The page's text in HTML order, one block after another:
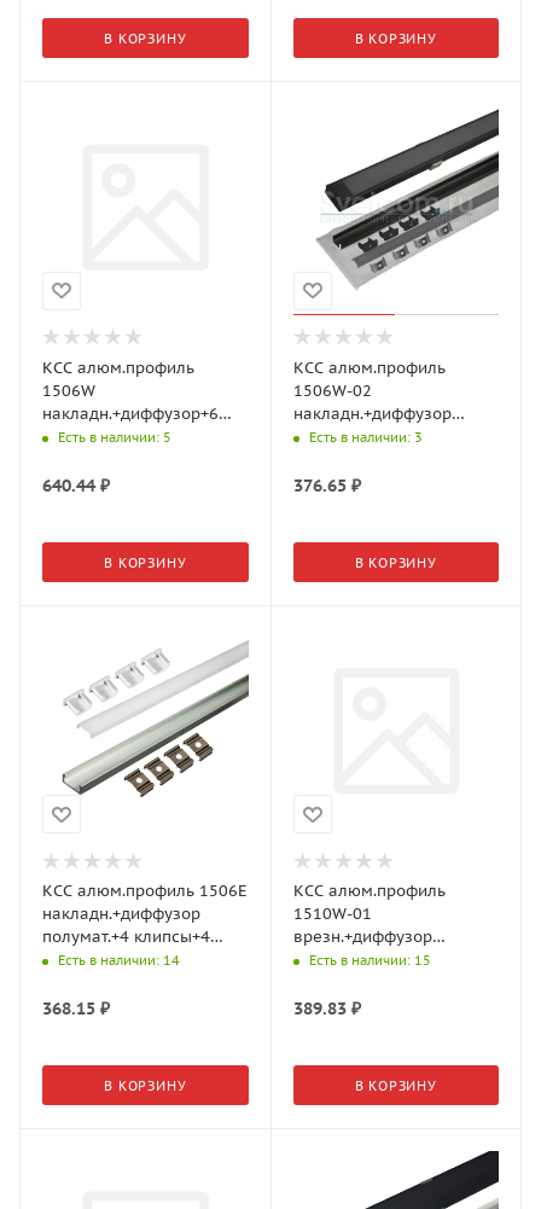
В КОРЗИНУ В КОРЗИНУ
КСС алюм.профиль
1506W
накладн.+диффузор+6
клипс+ 6 загл., L=3м,
(GLS)
Есть в наличии: 5
640.44₽
В КОРЗИНУ
КСС алюм.профиль
1506W-02
накладн.+диффузор
плоский+4клипсы+4загл,
17.800.00.398 (GLS)
Есть в наличии: 3
376.65₽
В КОРЗИНУ
КСС алюм.профиль 1506Е
накладн.+диффузор
полумат.+4 клипсы+4
загл, L=2м, Серебр.
Есть в наличии: 14
368.15 ₽
В КОРЗИНУ
КСС алюм.профиль
1510W-01
врезн.+диффузор
полумат., 2+2 загл., L=2м,
(GLS)
Есть в наличии: 15
389.83₽
В КОРЗИНУ